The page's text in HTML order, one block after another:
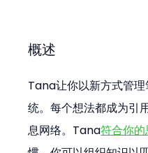
概述
Tana让你以新方式管
统。每个想法都成为引
息网络。Tana符合你